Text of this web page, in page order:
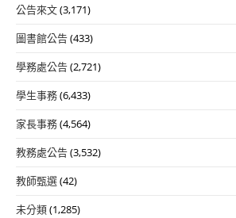
公告來文(3,171)
圖書館公告(433)
學務處公告(2,721)
學生事務(6,433)
家長事務(4,564)
教務處公告(3,532)
教師甄選(42)
未分類(1,285)